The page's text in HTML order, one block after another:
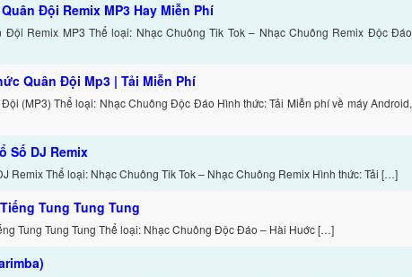
Đội Remix MP3 Hay Miễn Phí
Đội Remix MP3 Thể loại: Nhạc Chuông Tik Tok – Nhạc Chuông Remix Độc Đáo
Quân Đội Mp3 | Tải Miễn Phí
(MP3) Thể loại: Nhạc Chuông Độc Đáo Hình thức: Tải Miễn phí về máy Android,
Số DJ Remix
Remix Thể loại: Nhạc Chuông Tik Tok – Nhạc Chuông Remix Hình thức: Tải […]
Tung Tung Tung
Tung Tung Tung Thể loại: Nhạc Chuông Độc Đáo – Hài Huớc […]